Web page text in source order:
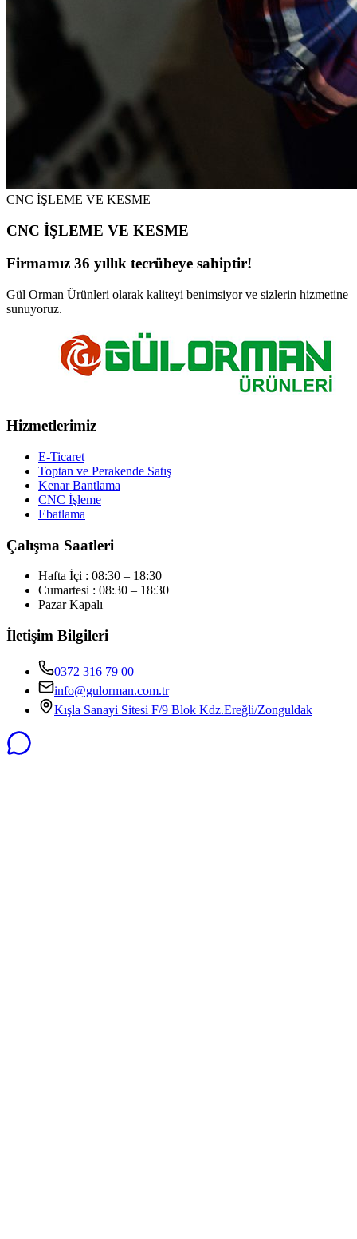
CNC İŞLEME VE KESME
CNC İŞLEME VE KESME
Firmamız 36 yıllık tecrübeye sahiptir!
Gül Orman Ürünleri olarak kaliteyi benimsiyor ve sizlerin hizmetine
sunuyoruz.
Hizmetlerimiz
E-Ticaret
Toptan ve Perakende Satış
Kenar Bantlama
CNC İşleme
Ebatlama
Çalışma Saatleri
Hafta İçi : 08:30 – 18:30
Cumartesi : 08:30 – 18:30
Pazar Kapalı
İletişim Bilgileri
0372 316 79 00
info@gulorman.com.tr
Kışla Sanayi Sitesi F/9 Blok Kdz.Ereğli/Zonguldak